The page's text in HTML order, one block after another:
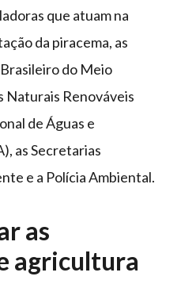
que atuam na
da piracema, as
do Meio
Naturais Renováveis
de Águas e
as Secretarias
e a Polícia Ambiental.
as
agricultura